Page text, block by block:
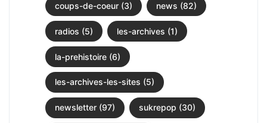
coups-de-coeur (3) news (82)
radios (5) les-archives (1)
la-prehistoire (6)
les-archives-les-sites (5)
newsletter (97) sukrepop (30)